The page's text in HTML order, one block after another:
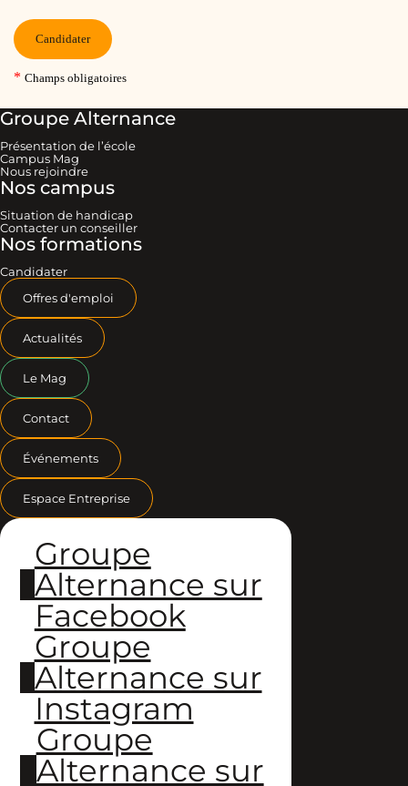
Groupe Alternance
Présentation de l’école
Campus Mag
Nous rejoindre
Nos campus
Situation de handicap
Contacter un conseiller
Nos formations
Candidater
Offres d'emploi
Actualités
Le Mag
Contact
Événements
Espace Entreprise
Groupe
Alternance sur
Facebook
Groupe
Alternance sur
Instagram
Groupe
Alternance sur